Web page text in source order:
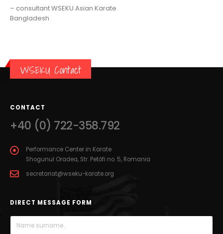
– consultant WSEKU Asian Karate
Bangladesh
WSEKU Contact
CONTACT
+40 (0) 722-358.792
Performance Center in Karate
Shogunul Oradea, Str. Petőfi no. 5, Romania
secretariat@wseku-karate.org
DIRECT MESSAGE FORM